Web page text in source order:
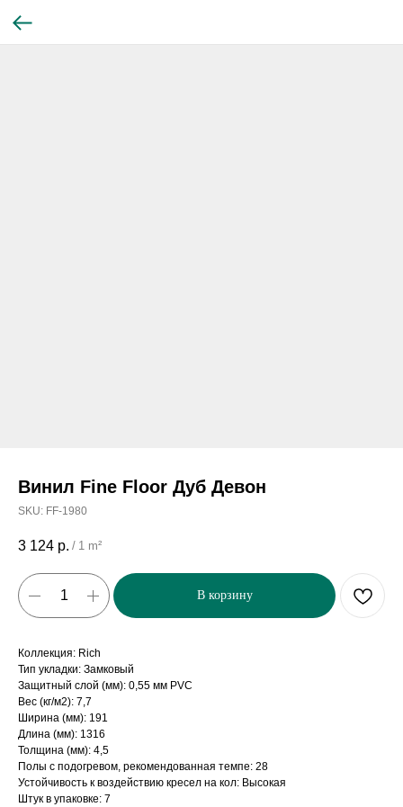
Винил Fine Floor Дуб Девон
SKU: FF-1980
3 124 р. / 1 m²
В корзину
Коллекция: Rich
Тип укладки: Замковый
Защитный слой (мм): 0,55 мм PVC
Вес (кг/м2): 7,7
Ширина (мм): 191
Длина (мм): 1316
Толщина (мм): 4,5
Полы с подогревом, рекомендованная темпе: 28
Устойчивость к воздействию кресел на кол: Высокая
Штук в упаковке: 7